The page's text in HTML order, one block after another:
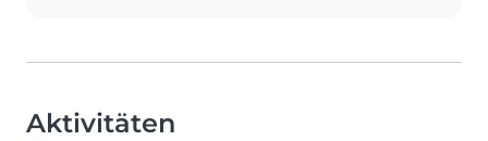
Aktivitäten